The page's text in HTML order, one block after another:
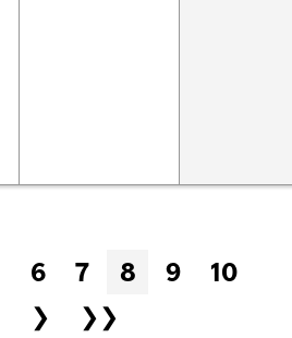
6 7 8 9
10
❯ ❯❯